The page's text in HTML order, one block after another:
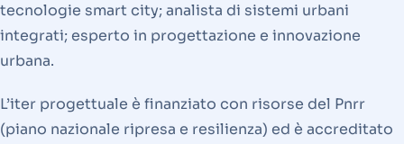
tecnologie smart city; analista di sistemi urbani
integrati; esperto in progettazione e innovazione
urbana.
L’iter progettuale è finanziato con risorse del Pnrr
(piano nazionale ripresa e resilienza) ed è accreditato